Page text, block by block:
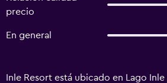
precio
En general
Inle Resort está ubicado en Lago Inle